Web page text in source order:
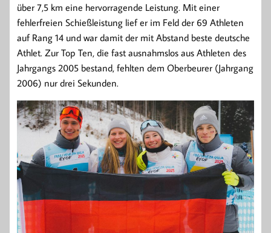
über 7,5 km eine hervorragende Leistung. Mit einer
fehlerfreien Schießleistung lief er im Feld der 69 Athleten
auf Rang 14 und war damit der mit Abstand beste deutsche
Athlet. Zur Top Ten, die fast ausnahmslos aus Athleten des
Jahrgangs 2005 bestand, fehlten dem Oberbeurer (Jahrgang
2006) nur drei Sekunden.